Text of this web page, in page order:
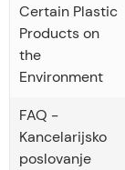
Certain Plastic
Products on
the
Environment
FAQ -
Kancelarijsko
poslovanje